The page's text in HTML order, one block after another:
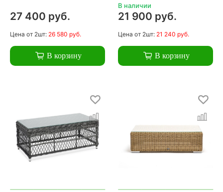
27 400 руб.
Цена от 2шт: 26 580 руб.
В корзину
В наличии
21 900 руб.
Цена от 2шт: 21 240 руб.
В корзину